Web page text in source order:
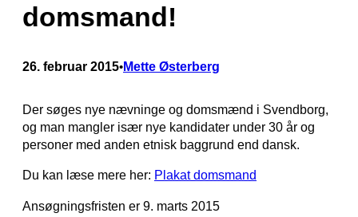
domsmand!
26. februar 2015•Mette Østerberg
Der søges nye nævninge og domsmænd i Svendborg,
og man mangler især nye kandidater under 30 år og
personer med anden etnisk baggrund end dansk.
Du kan læse mere her: Plakat domsmand
Ansøgningsfristen er 9. marts 2015